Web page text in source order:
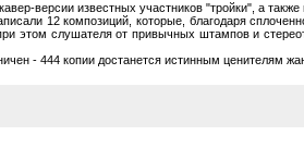
версии известных участников "тройки", а
12 композиций, которые, благодаря
этом слушателя от привычных штампов и
- 444 копии достанется истинным ценителям